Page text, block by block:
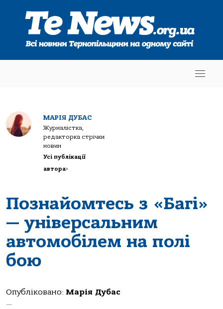
МАРІЯ ДУБАС
Журналістка,
редакторка стрічки
новин
Усі публікації
автора>
Познайомтесь з «Багі»
— універсальним
автомобілем на полі
бою
Опубліковано: Марія Дубас
—